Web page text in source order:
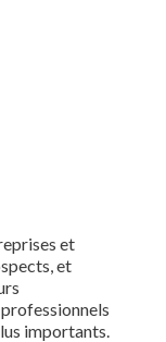
et
et
importants.